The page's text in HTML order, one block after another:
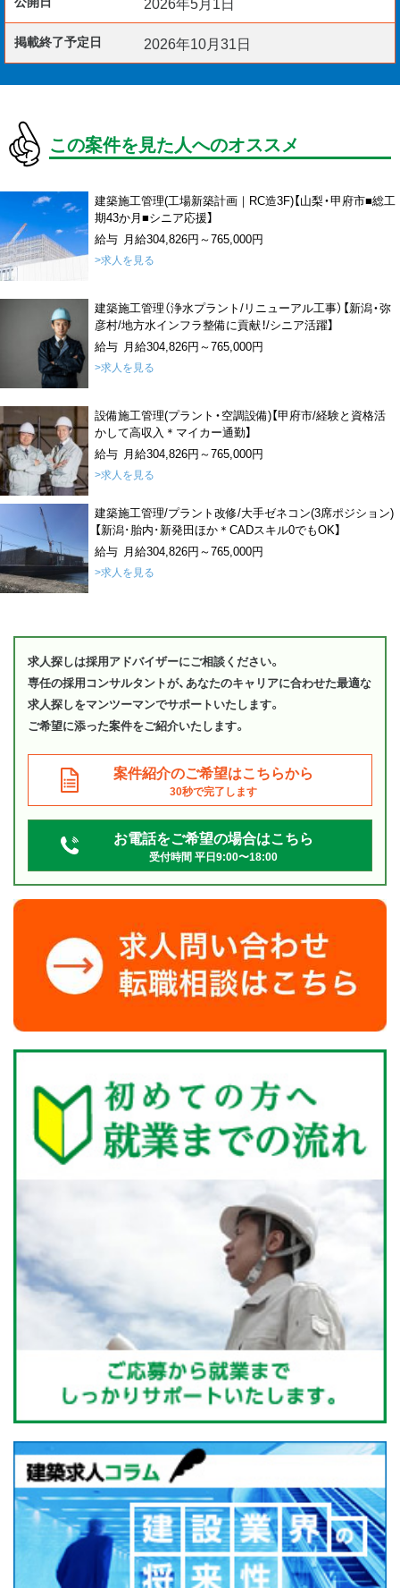
掲載終了予定日 2026年10月31日
この案件を見た人へのオススメ
建築施工管理(工場新築計画｜RC造3F)【山梨・甲府市■総工
期43か月■シニア応援】
給与 月給304,826円～765,000円
>求人を見る
建築施工管理（浄水プラント/リニューアル工事）【新潟・弥
彦村/地方水インフラ整備に貢献！/シニア活躍】
給与 月給304,826円～765,000円
>求人を見る
設備施工管理(プラント・空調設備)【甲府市/経験と資格活
かして高収入＊マイカー通勤】
給与 月給304,826円～765,000円
>求人を見る
建築施工管理/プラント改修/大手ゼネコン(3席ポジション)
【新潟･胎内･新発田ほか＊CADスキル0でもOK】
給与 月給304,826円～765,000円
>求人を見る
求人探しは採用アドバイザーにご相談ください。
専任の採用コンサルタントが、あなたのキャリアに合わせた最適な
求人探しをマンツーマンでサポートいたします。
ご希望に添った案件をご紹介いたします。
案件紹介のご希望はこちらから
30秒で完了します
お電話をご希望の場合はこちら
受付時間 平日9:00〜18:00